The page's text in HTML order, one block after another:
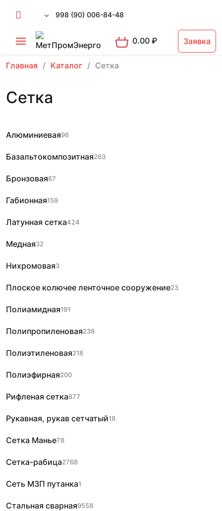
998 (90) 006-84-48
0.00₽ Заявка
Главная Каталог Сетка
Сетка
Алюминиевая96
Базальтокомпозитная263
Бронзовая67
Габионная159
Латунная сетка424
Медная32
Нихромовая3
Плоское колючее ленточное сооружение23
Полиамидная191
Полипропиленовая238
Полиэтиленовая218
Полиэфирная200
Рифленая сетка877
Рукавная, рукав сетчатый18
Сетка Манье78
Сетка-рабица2768
Сеть МЗП путанка1
Стальная сварная9558